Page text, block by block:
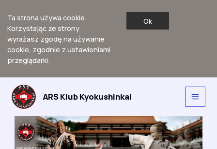
Ta strona używa cookie.
Korzystając ze strony
wyrażasz zgodę na używanie
cookie, zgodnie z ustawieniami
przeglądarki.
Ok
Przejdź
treści
ARS Klub Kyokushinkai
Main